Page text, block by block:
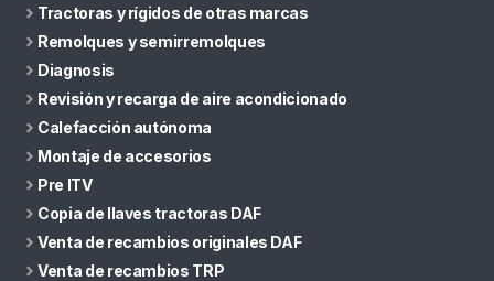
Tractoras y rígidos de otras marcas
Remolques y semirremolques
Diagnosis
Revisión y recarga de aire acondicionado
Calefacción autónoma
Montaje de accesorios
Pre ITV
Copia de llaves tractoras DAF
Venta de recambios originales DAF
Venta de recambios TRP